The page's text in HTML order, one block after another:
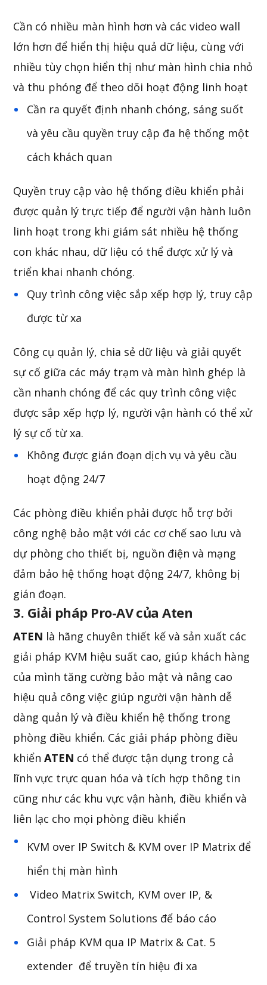
Cần có nhiều màn hình hơn và các video wall
lớn hơn để hiển thị hiệu quả dữ liệu, cùng với
nhiều tùy chọn hiển thị như màn hình chia nhỏ
và thu phóng để theo dõi hoạt động linh hoạt
Cần ra quyết định nhanh chóng, sáng suốt
và yêu cầu quyền truy cập đa hệ thống một
cách khách quan
Quyền truy cập vào hệ thống điều khiển phải
được quản lý trực tiếp để người vận hành luôn
linh hoạt trong khi giám sát nhiều hệ thống
con khác nhau, dữ liệu có thể được xử lý và
triển khai nhanh chóng.
Quy trình công việc sắp xếp hợp lý, truy cập
được từ xa
Công cụ quản lý, chia sẻ dữ liệu và giải quyết
sự cố giữa các máy trạm và màn hình ghép là
cần nhanh chóng để các quy trình công việc
được sắp xếp hợp lý, người vận hành có thể xử
lý sự cố từ xa.
Không được gián đoạn dịch vụ và yêu cầu
hoạt động 24/7
Các phòng điều khiển phải được hỗ trợ bởi
công nghệ bảo mật với các cơ chế sao lưu và
dự phòng cho thiết bị, nguồn điện và mạng
đảm bảo hệ thống hoạt động 24/7, không bị
gián đoạn.
3. Giải pháp Pro-AV của Aten
ATEN là hãng chuyên thiết kế và sản xuất các
giải pháp KVM hiệu suất cao, giúp khách hàng
của mình tăng cường bảo mật và nâng cao
hiệu quả công việc giúp người vận hành dễ
dàng quản lý và điều khiển hệ thống trong
phòng điều khiển. Các giải pháp phòng điều
khiểnATEN có thể được tận dụng trong cả
lĩnh vực trực quan hóa và tích hợp thông tin
cũng như các khu vực vận hành, điều khiển và
liên lạc cho mọi phòng điều khiển
KVM over IP Switch & KVM over IP Matrix để
hiển thị màn hình
Video Matrix Switch, KVM over IP, &
Control System Solutions để báo cáo
Giải pháp KVM qua IP Matrix & Cat. 5
extender để truyền tín hiệu đi xa